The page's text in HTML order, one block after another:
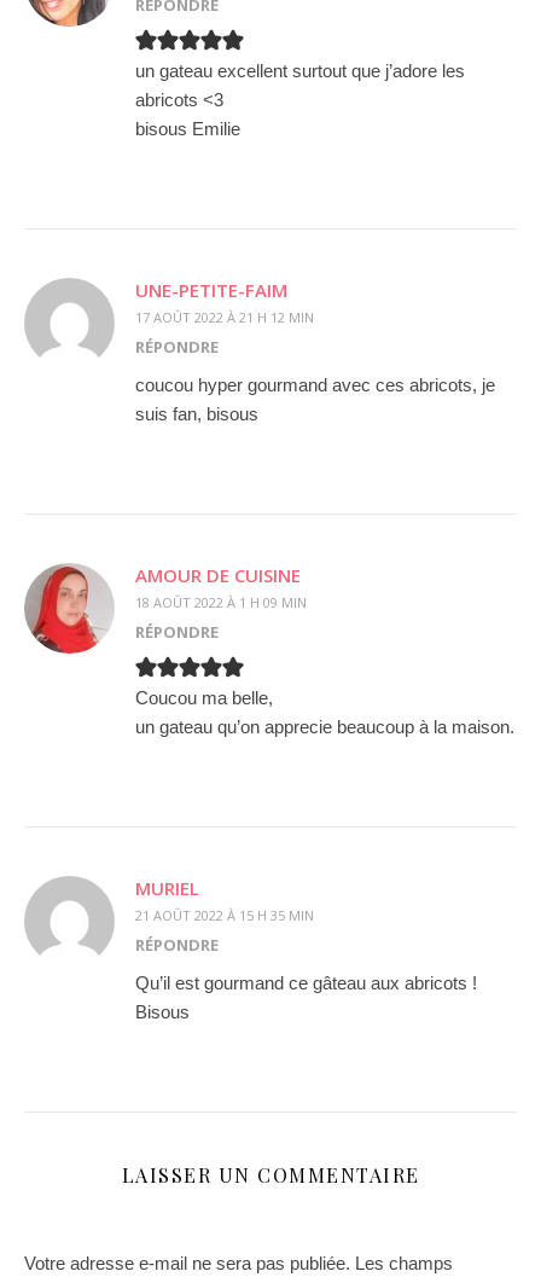
un gateau excellent surtout que j’adore les
abricots <3
bisous Emilie
UNE-PETITE-FAIM
17 AOÛT 2022 À 21 H 12 MIN
RÉPONDRE
coucou hyper gourmand avec ces abricots, je
suis fan, bisous
AMOUR DE CUISINE
18 AOÛT 2022 À 1 H 09 MIN
RÉPONDRE
Coucou ma belle,
un gateau qu’on apprecie beaucoup à la maison.
MURIEL
21 AOÛT 2022 À 15 H 35 MIN
RÉPONDRE
Qu’il est gourmand ce gâteau aux abricots !
Bisous
LAISSER UN COMMENTAIRE
Votre adresse e-mail ne sera pas publiée. Les champs